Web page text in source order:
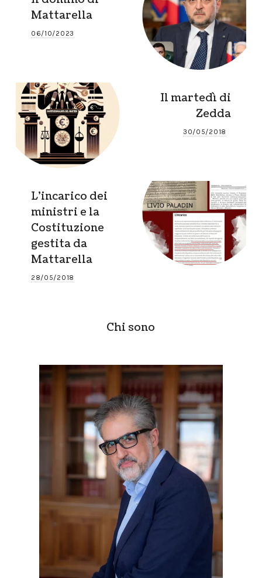
Mattarella
06/10/2023
Il martedì di
Zedda
30/05/2018
L’incarico dei
ministri e la
Costituzione
gestita da
Mattarella
28/05/2018
Chi sono